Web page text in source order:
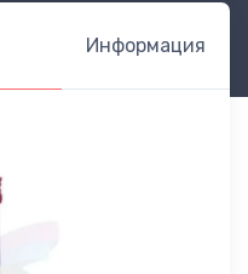
Информация